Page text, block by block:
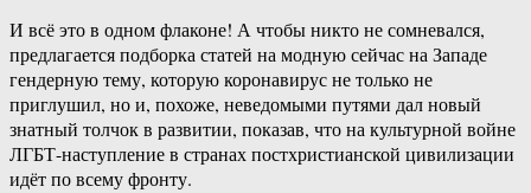
И всё это в одном флаконе! А чтобы никто не сомневался,
предлагается подборка статей на модную сейчас на Западе
гендерную тему, которую коронавирус не только не
приглушил, но и, похоже, неведомыми путями дал новый
знатный толчок в развитии, показав, что на культурной войне
ЛГБТ-наступление в странах постхристианской цивилизации
идёт по всему фронту.